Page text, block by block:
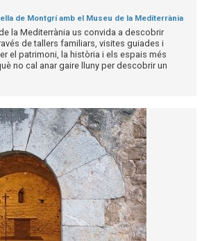
de Montgrí amb el Museu de la Mediterrània
la Mediterrània us convida a descobrir
de tallers familiars, visites guiades i
el patrimoni, la història i els espais més
no cal anar gaire lluny per descobrir un